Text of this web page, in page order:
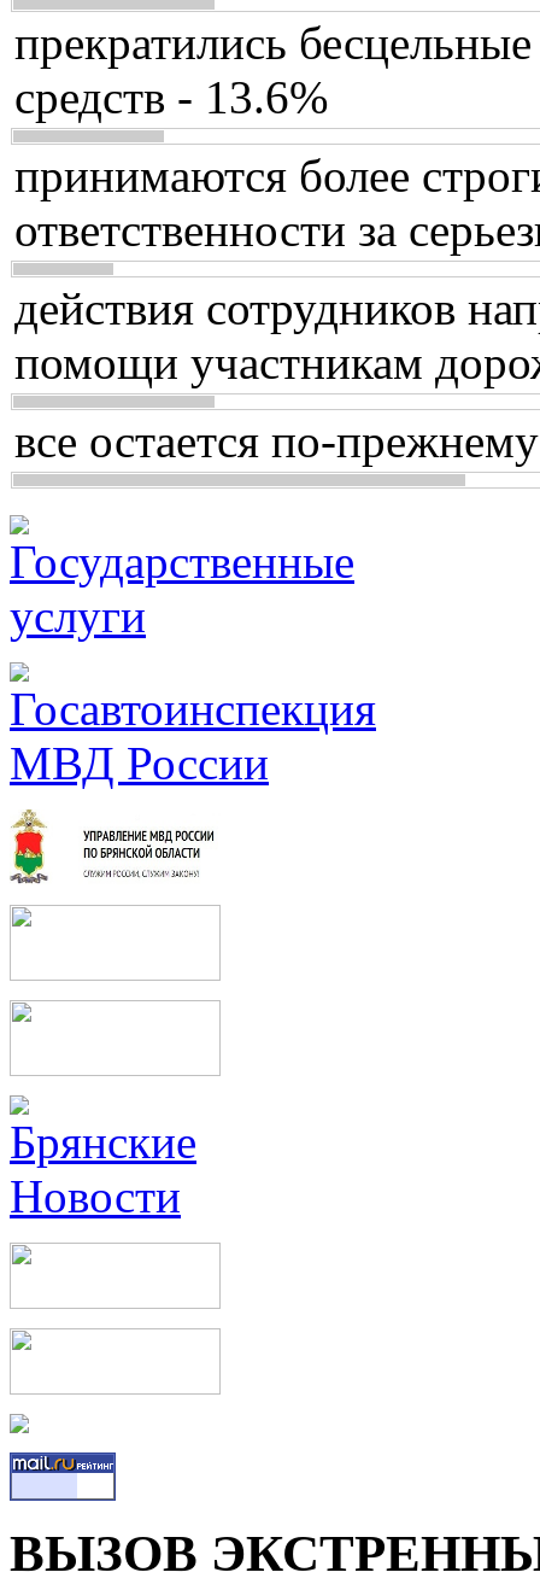
прекратились
средств - 13.6%
принимаются более
ответственности за
действия сотрудников
помощи участникам
все остается по-
ВЫЗОВ